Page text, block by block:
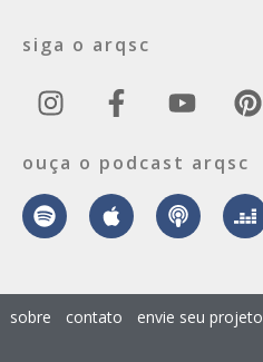
siga o arqsc
ouça o podcast arqsc
sobre contato envie seu projeto